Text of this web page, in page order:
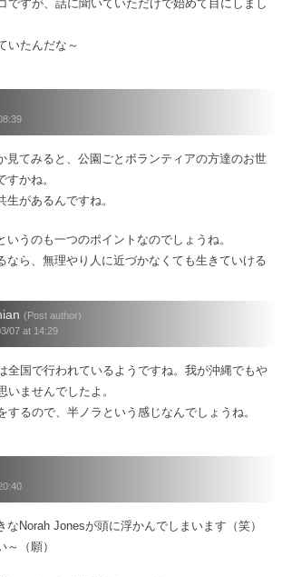
ですが、話に聞いていただけで始めて目にしまし
いたんだな～
見てみると、公園ごとボランティアの方達のお世
かね。
生があるんですね。
いうのも一つのポイントなのでしょうね。
なら、無理やり人に近づかなくても生きていける
(Post author)
07 at 14:29
全国で行われているようですね。我が沖縄でもや
いませんでしたよ。
するので、半ノラという感じなんでしょうね。
なNorah Jonesが頭に浮かんでしまいます（笑）
（願）